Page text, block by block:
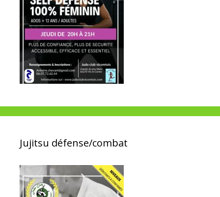
Jujitsu défense/combat